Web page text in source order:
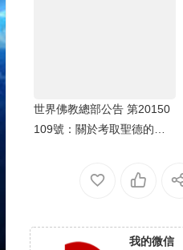
世界佛教總部公告 第20150
109號：關於考取聖德的重
我的微信